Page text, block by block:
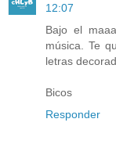
12:07
Bajo el
música. Te
letras
Bicos
Responder